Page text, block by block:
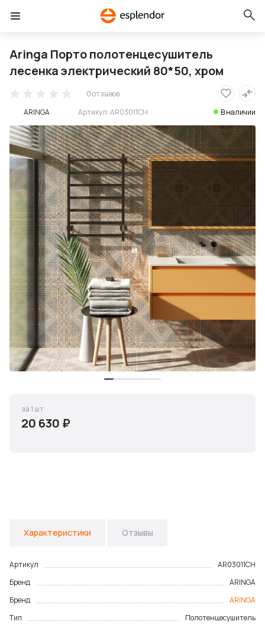
Aringa Порто полотенцесушитель
лесенка электрический 80*50, хром
0 отзывов
ARINGA
Артикул:AR03011CH В наличии
20 630 ₽
за 1 шт
Характеристики Отзывы
Артикул
AR03011CH
Бренд
ARINGA
Бренд
ARINGA
Тип
Полотенцесушитель